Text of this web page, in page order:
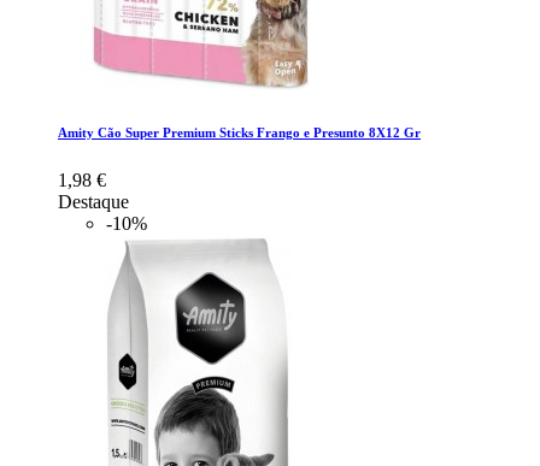
Amity Cão Super Premium Sticks Frango e Presunto 8X12 Gr
1,98 €
Destaque
-10%